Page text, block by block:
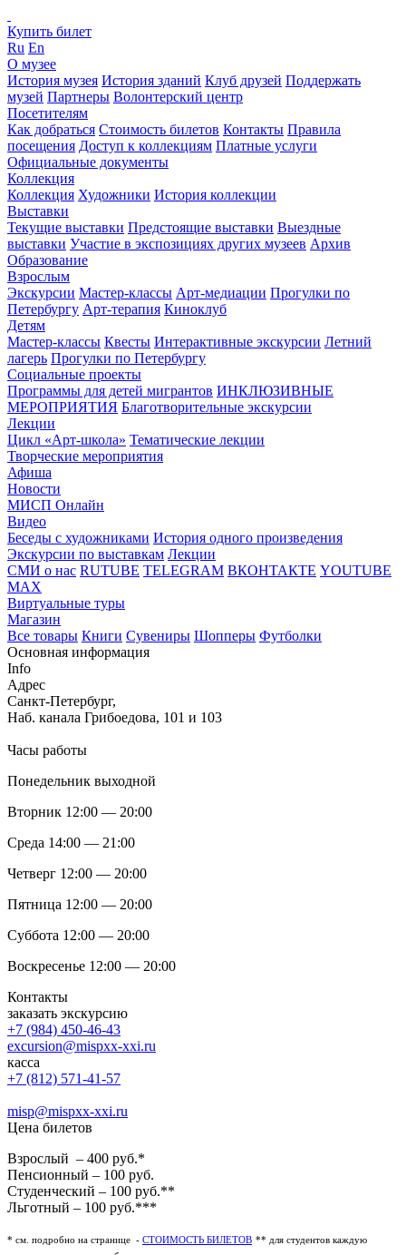
Купить билет
Ru En
О музее
История музея История зданий Клуб друзей Поддержать
музей Партнеры Волонтерский центр
Посетителям
Как добраться Стоимость билетов Контакты Правила
посещения Доступ к коллекциям Платные услуги
Официальные документы
Коллекция
Коллекция Художники История коллекции
Выставки
Текущие выставки Предстоящие выставки Выездные
выставки Участие в экспозициях других музеев Архив
Образование
Взрослым
Экскурсии Мастер-классы Арт-медиации Прогулки по
Петербургу Арт-терапия Киноклуб
Детям
Мастер-классы Квесты Интерактивные экскурсии Летний
лагерь Прогулки по Петербургу
Социальные проекты
Программы для детей мигрантов ИНКЛЮЗИВНЫЕ
МЕРОПРИЯТИЯ Благотворительные экскурсии
Лекции
Цикл «Арт-школа» Тематические лекции
Творческие мероприятия
Афиша
Новости
МИСП Онлайн
Видео
Беседы с художниками История одного произведения
Экскурсии по выставкам Лекции
СМИ о нас RUTUBE TELEGRAM ВКОНТАКТЕ YOUTUBE
MAX
Виртуальные туры
Магазин
Все товары Книги Сувениры Шопперы Футболки
Основная информация
Info
Адрес
Санкт-Петербург,
Наб. канала Грибоедова, 101 и 103
Часы работы
Понедельник выходной
Вторник 12:00 — 20:00
Среда 14:00 — 21:00
Четверг 12:00 — 20:00
Пятница 12:00 — 20:00
Суббота 12:00 — 20:00
Воскресенье 12:00 — 20:00
Контакты
заказать экскурсию
+7 (984) 450-46-43
excursion@mispxx-xxi.ru
касса
+7 (812) 571-41-57
misp@mispxx-xxi.ru
Цена билетов
Взрослый – 400 руб.*
Пенсионный – 100 руб.
Студенческий – 100 руб.**
Льготный – 100 руб.***
* см. подробно на странице - СТОИМОСТЬ БИЛЕТОВ ** для студентов каждую